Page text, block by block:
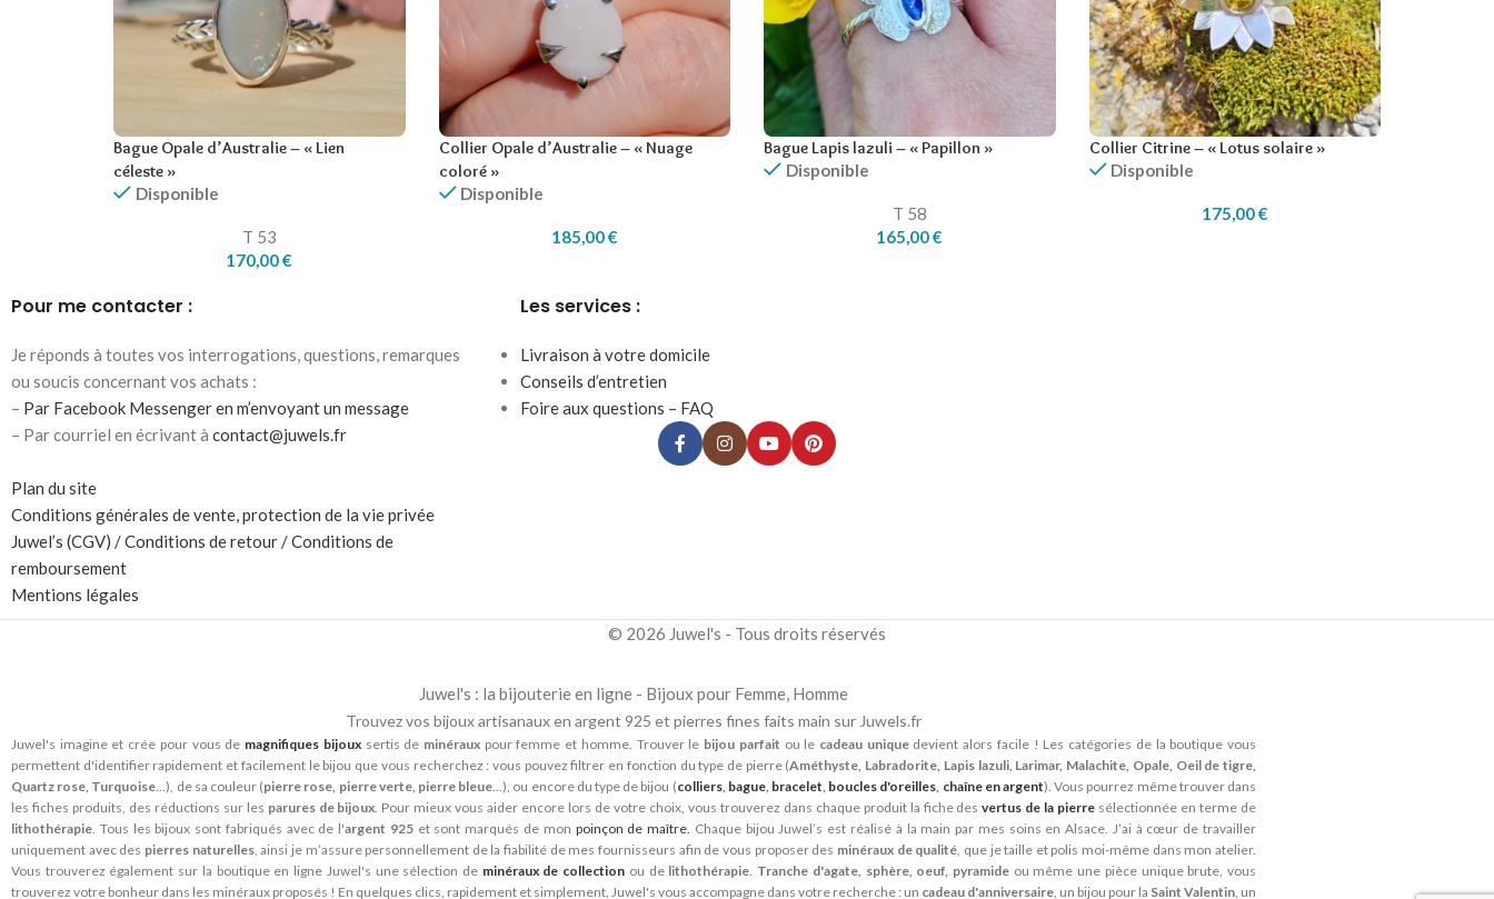
Bague Opale d’Australie – « Lien
céleste »
Disponible
T 53
170,00€
Collier Opale d’Australie – « Nuage
coloré »
Disponible
185,00€
Bague Lapis lazuli – « Papillon »
Disponible
T 58
165,00€
Collier Citrine – « Lotus solaire »
Disponible
175,00€
Pour me contacter :
Je réponds à toutes vos interrogations, questions, remarques
ou soucis concernant vos achats :
– Par Facebook Messenger en m’envoyant un message
– Par courriel en écrivant à contact@juwels.fr
Plan du site
Conditions générales de vente, protection de la vie privée
Juwel’s (CGV) / Conditions de retour / Conditions de
remboursement
Mentions légales
Les services :
Livraison à votre domicile
Conseils d’entretien
Foire aux questions – FAQ
© 2026 Juwel's - Tous droits réservés
Juwel's : la bijouterie en ligne - Bijoux pour Femme, Homme
Trouvez vos bijoux artisanaux en argent 925 et pierres fines faits main sur Juwels.fr
Juwel's imagine et crée pour vous de magnifiques bijouxsertis de minéraux pour femme et homme. Trouver le bijou parfait ou le cadeau uniquedevient alors facile ! Les catégories de la boutique vous
permettent d'identifier rapidement et facilement le bijou que vous recherchez : vous pouvez filtrer en fonction du type de pierre (Améthyste, Labradorite, Lapis lazuli, Larimar, Malachite, Opale, Oeil de tigre,
Quartz rose, Turquoise...), de sa couleur (pierre rose, pierre verte, pierre bleue...), ou encore du type de bijou (colliers, bague, bracelet, boucles d'oreilles, chaîne en argent). Vous pourrez même trouver dans
les fiches produits, des réductions sur les parures de bijoux. Pour mieux vous aider encore lors de votre choix, vous trouverez dans chaque produit la fiche desvertus de la pierre sélectionnée en terme de
lithothérapie. Tous les bijoux sont fabriqués avec de l'argent 925et sont marqués de mon poinçon de maître. Chaque bijou Juwel’s est réalisé à la main par mes soins en Alsace. J’ai à cœur de travailler
uniquement avec des pierres naturelles, ainsi je m’assure personnellement de la fiabilité de mes fournisseurs afin de vous proposer des minéraux de qualité, que je taille et polis moi-même dans mon atelier.
Vous trouverez également sur la boutique en ligne Juwel's une sélection de minéraux de collection ou de lithothérapie. Tranche d'agate, sphère, oeuf, pyramideou même une pièce unique brute, vous
trouverez votre bonheur dans les minéraux proposés ! En quelques clics, rapidement et simplement, Juwel's vous accompagne dans votre recherche : un cadeau d'anniversaire, un bijou pour la Saint Valentin, un